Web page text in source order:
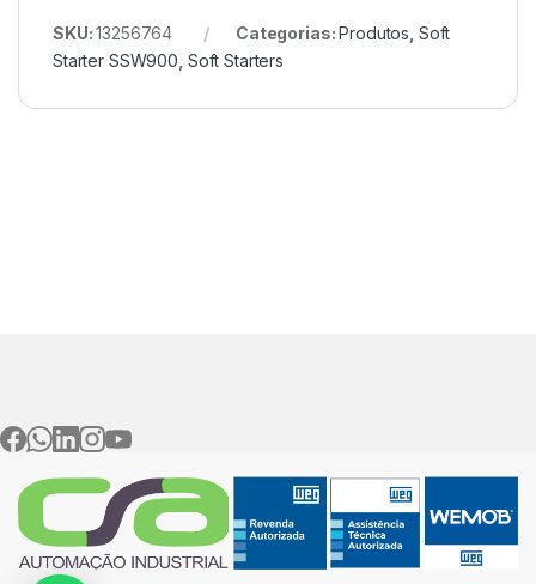
SKU:13256764 Categorias:Produtos Soft
Starter SSW900 Soft Starters